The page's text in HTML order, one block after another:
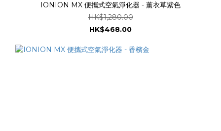
IONION MX 便攜式空氣淨化器 - 薰衣草紫色
HK$1,280.00
HK$468.00